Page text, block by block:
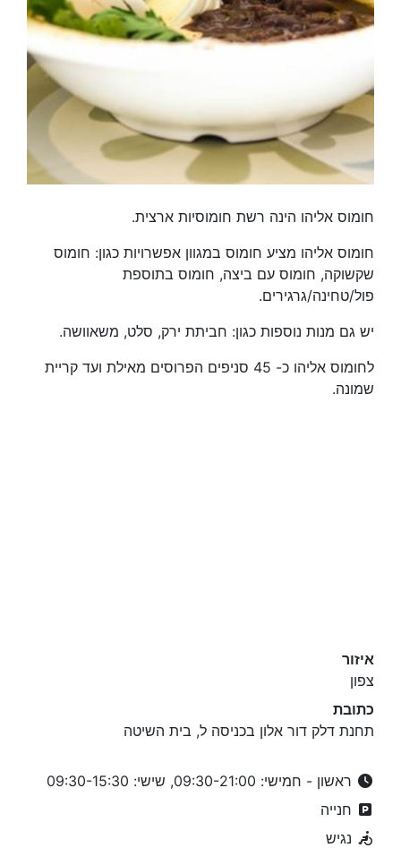
חומוס אליהו הינה רשת חומוסיות ארצית.
חומוס אליהו מציע חומוס במגוון אפשרויות כגון: חומוס
שקשוקה, חומוס עם ביצה, חומוס בתוספת
פול/טחינה/גרגירים.
יש גם מנות נוספות כגון: חביתת ירק, סלט, משאוושה.
לחומוס אליהו כ- 45 סניפים הפרוסים מאילת ועד קריית
שמונה.
איזור
צפון
כתובת
תחנת דלק דור אלון בכניסה ל, בית השיטה
ראשון - חמישי: 09:30-21:00, שישי: 09:30-15:30
חנייה
נגיש